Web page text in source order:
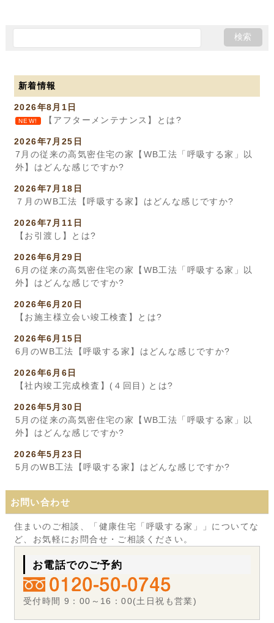
新着情報
2026年8月1日
NEW! 【アフターメンテナンス】とは?
2026年7月25日
7月の従来の高気密住宅の家【WB工法「呼吸する家」以
外】はどんな感じですか?
2026年7月18日
７月のWB工法【呼吸する家】はどんな感じですか?
2026年7月11日
【お引渡し】とは?
2026年6月29日
6月の従来の高気密住宅の家【WB工法「呼吸する家」以
外】はどんな感じですか?
2026年6月20日
【お施主様立会い竣工検査】とは?
2026年6月15日
6月のWB工法【呼吸する家】はどんな感じですか?
2026年6月6日
【社内竣工完成検査】(４回目) とは?
2026年5月30日
5月の従来の高気密住宅の家【WB工法「呼吸する家」以
外】はどんな感じですか?
2026年5月23日
5月のWB工法【呼吸する家】はどんな感じですか?
お問い合わせ
住まいのご相談、「健康住宅「呼吸する家」」についてな
ど、お気軽にお問合せ・ご相談ください。
お電話でのご予約
受付時間 9：00～16：00(土日祝も営業)